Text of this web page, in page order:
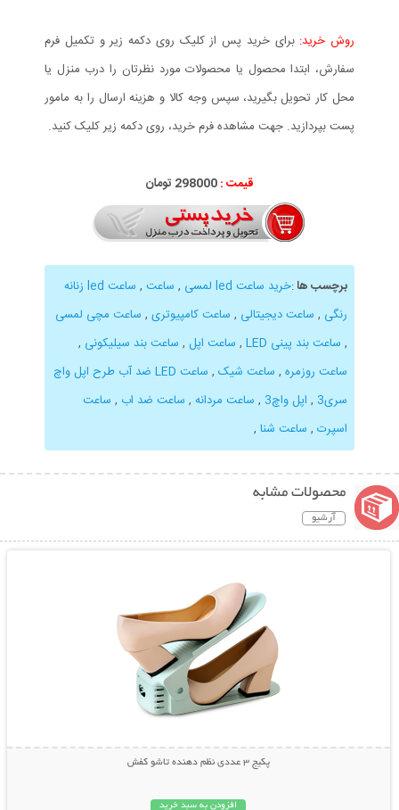
روش خرید: برای خرید پس از کلیک روی دکمه زیر و تکمیل فرم
سفارش، ابتدا محصول یا محصولات مورد نظرتان را درب منزل یا
محل کار تحویل بگیرید، سپس وجه کالا و هزینه ارسال را به مامور
پست بپردازید. جهت مشاهده فرم خرید، روی دکمه زیر کلیک کنید.
قیمت :298000 تومان
برچسب ها:خرید ساعت led لمسی , ساعت ,
ساعت led زنانه
رنگی , ساعت دیجیتالی , ساعت کامپیوتری , ساعت مچی لمسی
, ساعت بند پینی LED , ساعت اپل , ساعت بند سیلیکونی ,
ساعت روزمره , ساعت شیک ,
ساعت LED ضد آب طرح اپل واچ
سری3 , اپل واچ3 , ساعت مردانه , ساعت ضد اب , ساعت
اسپرت , ساعت شنا ,
محصولات مشابه
آرشیو
پکیج 3 عددی نظم دهنده تاشو کفش
افزودن به سبد خرید